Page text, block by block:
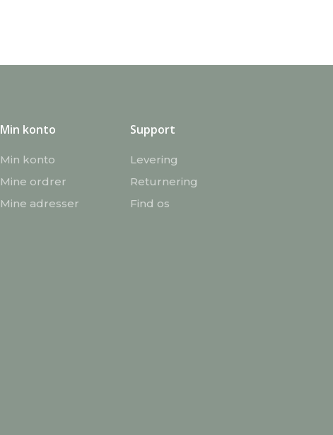
Min konto
Min konto
Mine ordrer
Mine adresser
Support
Levering
Returnering
Find os